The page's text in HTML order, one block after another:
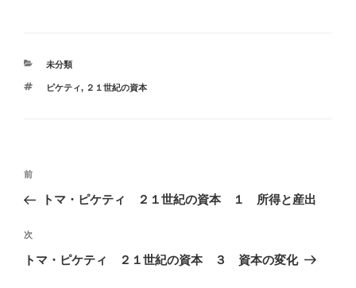
カ
ゴ
未分類
タ
ピケティ, ２１世紀の資本
投
ビ
ゲ
過
去
投
稿
前
トマ・ピケティ ２１世紀の資本 １ 所得と産出
次
の
次
トマ・ピケティ ２１世紀の資本 ３ 資本の変化